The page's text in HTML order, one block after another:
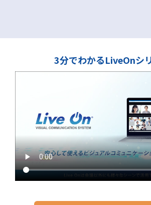
3分でわかるLiveOnシ